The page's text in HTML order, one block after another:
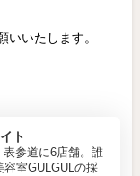
いたします。
ト
参道に6店舗。誰
容室GULGULの採